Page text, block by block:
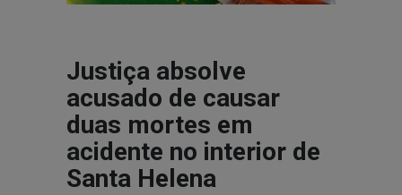
Justiça absolve
acusado de causar
duas mortes em
acidente no interior de
Santa Helena